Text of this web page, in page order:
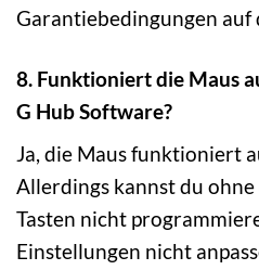
Garantiebedingungen
8. Funktioniert die Maus
G Hub Software?
Ja, die Maus funktioniert
Allerdings kannst du
Tasten nicht
Einstellungen nicht